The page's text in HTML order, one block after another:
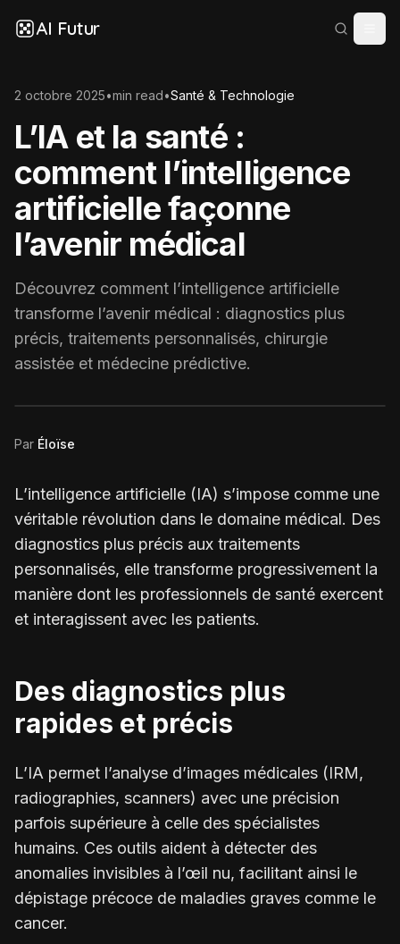
AI Futur
2 octobre 2025•min read•Santé & Technologie
L’IA et la santé :
comment l’intelligence
artificielle façonne
l’avenir médical
Découvrez comment l’intelligence artificielle
transforme l’avenir médical : diagnostics plus
précis, traitements personnalisés, chirurgie
assistée et médecine prédictive.
Par Éloïse
L’intelligence artificielle (IA) s’impose comme une
véritable révolution dans le domaine médical. Des
diagnostics plus précis aux traitements
personnalisés, elle transforme progressivement la
manière dont les professionnels de santé exercent
et interagissent avec les patients.
Des diagnostics plus
rapides et précis
L’IA permet l’analyse d’images médicales (IRM,
radiographies, scanners) avec une précision
parfois supérieure à celle des spécialistes
humains. Ces outils aident à détecter des
anomalies invisibles à l’œil nu, facilitant ainsi le
dépistage précoce de maladies graves comme le
cancer.